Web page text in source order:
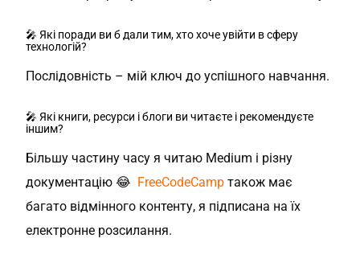
🎤 Які поради ви б дали тим, хто хоче увійти в сферу
технологій?
Послідовність – мій ключ до успішного навчання.
🎤 Які книги, ресурси і блоги ви читаєте і рекомендуєте
іншим?
Більшу частину часу я читаю Medium і різну
документацію 😂 FreeCodeCamp також має
багато відмінного контенту, я підписана на їх
електронне розсилання.